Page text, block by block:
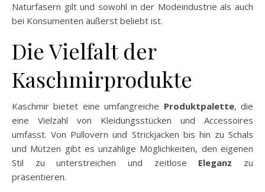
Naturfasern gilt und sowohl in der Modeindustrie als auch
bei Konsumenten äußerst beliebt ist.
Die Vielfalt der
Kaschmirprodukte
Kaschmir bietet eine umfangreiche Produktpalette, die
eine Vielzahl von Kleidungsstücken und Accessoires
umfasst. Von Pullovern und Strickjacken bis hin zu Schals
und Mützen gibt es unzählige Möglichkeiten, den eigenen
Stil zu unterstreichen und zeitlose Eleganz zu
präsentieren.